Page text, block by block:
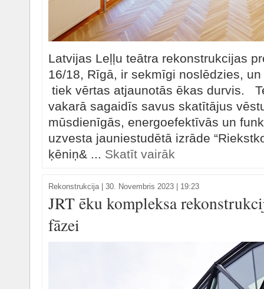
Latvijas Leļļu teātra rekonstrukcijas
16/18, Rīgā, ir sekmīgi noslēdzies,
tiek vērtas atjaunotās ēkas durvis.
vakarā sagaidīs savus skatītājus
mūsdienīgās, energoefektīvās un
uzvesta jauniestudētā izrāde
ķēniņ& ... Skatīt vairāk
Rekonstrukcija| 30. Novembris 2023 | 19:23
JRT ēku kompleksa
fāzei